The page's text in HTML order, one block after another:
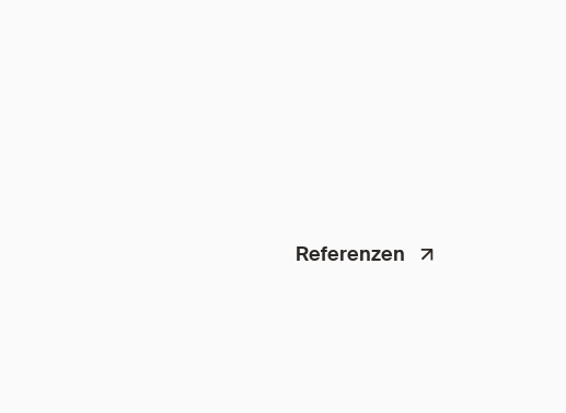
Referenzen